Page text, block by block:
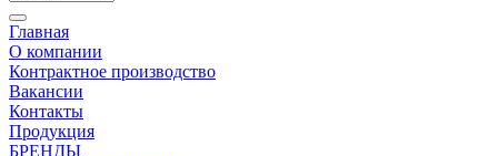
Главная
О компании
Контрактное производство
Вакансии
Контакты
Продукция
БРЕНДЫ